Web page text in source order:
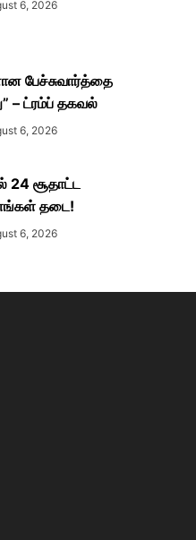
6, 2026
பேச்சுவார்த்தை
– ட்ரம்ப் தகவல்
6, 2026
24 சூதாட்ட
தடை!
6, 2026